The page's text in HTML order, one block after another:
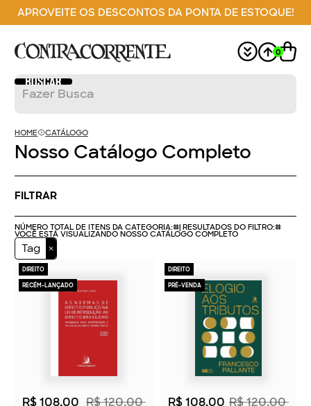
APROVEITE OS DESCONTOS DA PONTA DE ESTOQUE!
0
HOME CATÁLOGO
Nosso Catálogo Completo
FILTRAR
NÚMERO TOTAL DE ITENS DA CATEGORIA:#| RESULTADOS DO FILTRO:#
VOCÊ ESTÁ VISUALIZANDO NOSSO CATÁLOGO COMPLETO
Tag
DIREITO
RECÉM-LANÇADO
2026
R$ 108,00 R$ 120,00
DIREITO
PRÉ-VENDA
2026
R$ 108,00 R$ 120,00